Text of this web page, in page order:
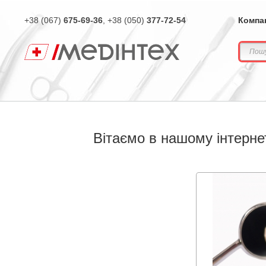
+38 (067) 675-69-36, +38 (050) 377-72-54
Вітаємо в нашому